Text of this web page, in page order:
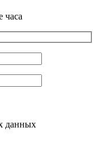
часа
данных